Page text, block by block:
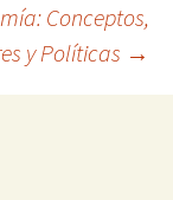
Conceptos,
y Políticas →